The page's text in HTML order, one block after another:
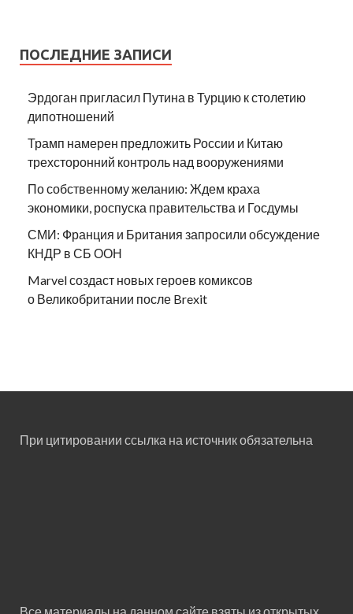
ПОСЛЕДНИЕ ЗАПИСИ
Эрдоган пригласил Путина в Турцию к столетию
дипотношений
Трамп намерен предложить России и Китаю
трехсторонний контроль над вооружениями
По собственному желанию: Ждем краха
экономики, роспуска правительства и Госдумы
СМИ: Франция и Британия запросили обсуждение
КНДР в СБ ООН
Marvel создаст новых героев комиксов
о Великобритании после Brexit
При цитировании ссылка на источник обязательна